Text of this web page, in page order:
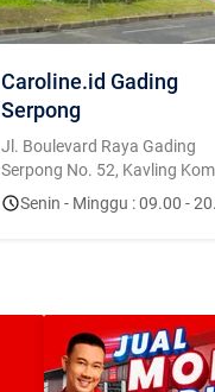
Caroline.id Gading
Serpong
Jl. Boulevard Raya Gading
Serpong No. 52, Kavling
Bolsena, Curug Sangereng,
Klp. Dua, Tangerang, Banten
Senin - Minggu : 09.00 -